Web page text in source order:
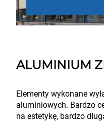
ALUMINIUM
Elementy wykonane
aluminiowych. Bardzo
na estetykę, bardzo